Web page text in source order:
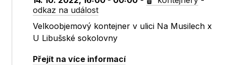
odkaz na událost
Velkoobjemový kontejner v ulici Na Musilech x
U Libušské sokolovny
Přejít na více informací